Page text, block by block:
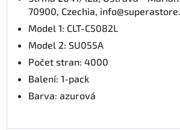
70900, Czechia,
Model 1: CLT-C5082L
Model 2: SU055A
Počet stran: 4000
Balení: 1-pack
Barva: azurová